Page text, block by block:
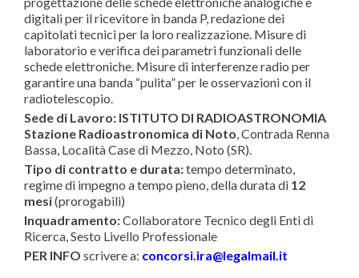
digitali per il ricevitore in banda P, redazione dei
capitolati tecnici per la loro realizzazione. Misure di
laboratorio e verifica dei parametri funzionali delle
schede elettroniche. Misure di interferenze radio per
garantire una banda “pulita” per le osservazioni con il
radiotelescopio.
Sede di Lavoro: ISTITUTO DI RADIOASTRONOMIA
Stazione Radioastronomica di Noto, Contrada Renna
Bassa, Località Case di Mezzo, Noto (SR).
Tipo di contratto e durata:tempo determinato,
regime di impegno a tempo pieno, della durata di 12
mesi(prorogabili)
Inquadramento:Collaboratore Tecnico degli Enti di
Ricerca, Sesto Livello Professionale
PER INFO scrivere a: concorsi.ira@legalmail.it